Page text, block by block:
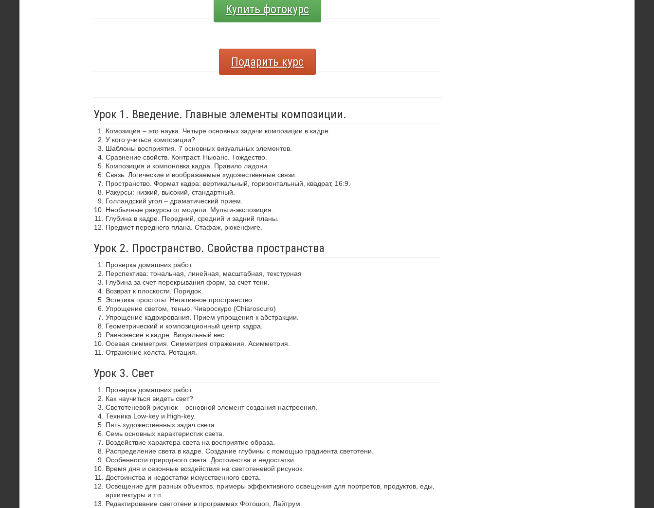
Купить фотокурс
Подарить курс
Урок 1. Введение. Главные элементы композиции.
Комозиция – это наука. Четыре основных задачи композиции в кадре.
У кого учиться композиции?
Шаблоны восприятия. 7 основных визуальных элементов.
Сравнение свойств. Контраст. Ньюанс. Тождество.
Композиция и компоновка кадра. Правило ладони.
Связь. Логические и воображаемые художественные связи.
Пространство. Формат кадра: вертикальный, горизонтальный, квадрат, 16:9.
Ракурсы: низкий, высокий, стандартный.
Голландский угол – драматический прием.
Необычные ракурсы от модели. Мульти-экспозиция.
Глубина в кадре. Передний, средний и задний планы.
Предмет переднего плана. Стафаж, рюкенфиге.
Урок 2. Пространство. Свойства пространства
Проверка домашних работ.
Перспектива: тональная, линейная, масштабная, текстурная
Глубина за счет перекрывания форм, за счет тени.
Возврат к плоскости. Порядок.
Эстетика простоты. Негативное пространство.
Упрощение светом, тенью. Чиароскуро (Chiaroscuro)
Упрощение кадрирования. Прием упрощения к абстракции.
Геометрический и композиционный центр кадра.
Равновесие в кадре. Визуальный вес.
Осевая симметрия. Симметрия отражения. Асимметрия.
Отражение холста. Ротация.
Урок 3. Свет
Проверка домашних работ.
Как научиться видеть свет?
Светотеневой рисунок – основной элемент создания настроения.
Техника Low-key и High-key.
Пять художественных задач света.
Семь основных характеристик света.
Воздействие характера света на восприятие образа.
Распределение света в кадре. Создание глубины с помощью градиента светотени.
Особенности природного света. Достоинства и недостатки.
Время дня и сезонные воздействия на светотеневой рисунок.
Достоинства и недостатки искусственного света.
Освещение для разных объектов. примеры эффективного освещения для портретов, продуктов, еды,
архитектуры и т.п.
Редактирование светотени в программах Фотошоп, Лайтрум.